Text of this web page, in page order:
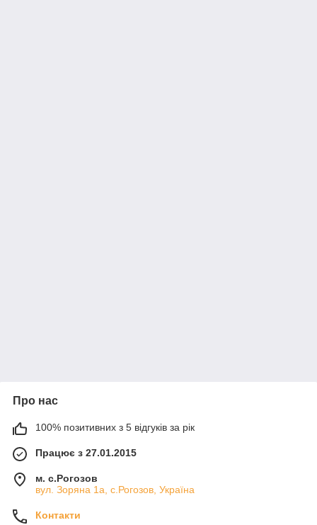
Про нас
100% позитивних з 5 відгуків за рік
Працює з 27.01.2015
м. с.Рогозов
вул. Зоряна 1а, с.Рогозов, Україна
Контакти